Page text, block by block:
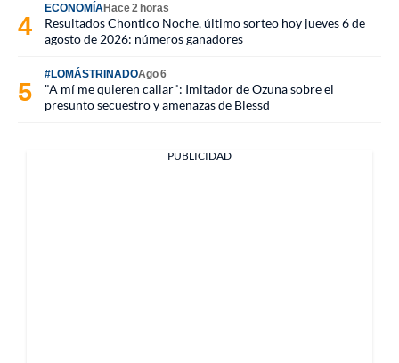
ECONOMÍAHace 2 horas
Resultados Chontico Noche, último sorteo hoy jueves 6 de
agosto de 2026: números ganadores
#LOMÁSTRINADOAgo 6
"A mí me quieren callar": Imitador de Ozuna sobre el
presunto secuestro y amenazas de Blessd
PUBLICIDAD